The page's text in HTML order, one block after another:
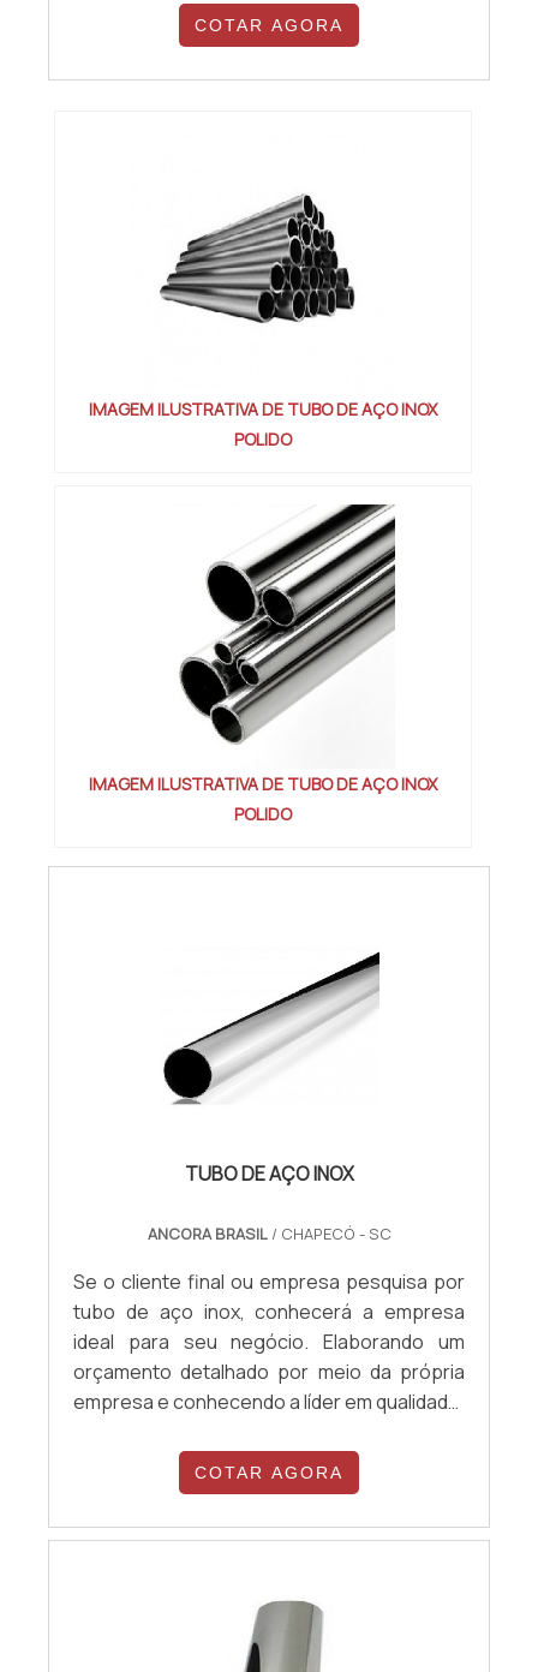
ACESSÍVELQuem precisa de tubo de aço
inox polido preço justo e em uma empresa
segura, chega até a Âncora Brasil. Atuando
COTAR AGORA
IMAGEM ILUSTRATIVA DE TUBO DE AÇO INOX
POLIDO
IMAGEM ILUSTRATIVA DE TUBO DE AÇO INOX
POLIDO
TUBO DE AÇO INOX
ANCORA BRASIL/ CHAPECÓ - SC
Se o cliente final ou empresa pesquisa por
tubo de aço inox, conhecerá a empresa
ideal para seu negócio. Elaborando um
orçamento detalhado por meio da própria
empresa e conhecendo a líder em qualidade.
os colaboradores da ncora Brasil é possível
encontrar assertividade com preços
competitivos.UM POUCO MAIS SOBRE TUBO
em sua área de atuação. A ncora Brasil foca
sua energia em produzir um estrutura para
COTAR AGORA